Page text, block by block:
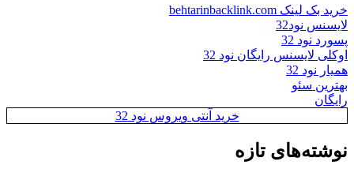
خرید بک لینک behtarinbacklink.com
لایسنس نود32
پسورد نود 32
اوکلی لایسنس رایگان نود 32
همیار نود 32
بهترین سئو
رایگان
خرید آنتی ویروس نود 32
نوشته‌های تازه